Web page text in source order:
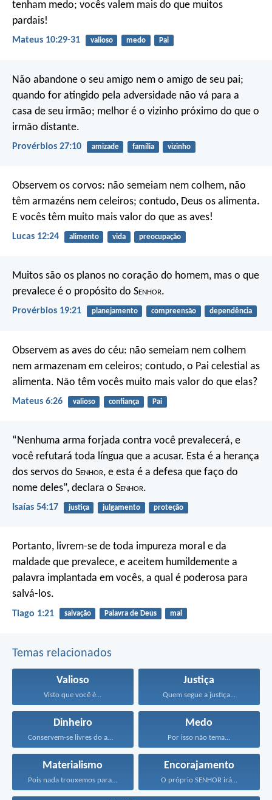
tenham medo; vocês valem mais do que muitos
pardais!
Mateus 10:29-31 valioso medo Pai
Não abandone o seu amigo nem o amigo de seu pai;
quando for atingido pela adversidade não vá para a
casa de seu irmão; melhor é o vizinho próximo do que o
irmão distante.
Provérbios 27:10 amizade família vizinho
Observem os corvos: não semeiam nem colhem, não
têm armazéns nem celeiros; contudo, Deus os alimenta.
E vocês têm muito mais valor do que as aves!
Lucas 12:24 alimento vida preocupação
Muitos são os planos no coração do homem, mas o que
prevalece é o propósito do Senhor.
Provérbios 19:21 planejamento compreensão dependência
Observem as aves do céu: não semeiam nem colhem
nem armazenam em celeiros; contudo, o Pai celestial as
alimenta. Não têm vocês muito mais valor do que elas?
Mateus 6:26 valioso confiança Pai
“Nenhuma arma forjada contra você prevalecerá, e
você refutará toda língua que a acusar. Esta é a herança
dos servos do Senhor, e esta é a defesa que faço do
nome deles”, declara o Senhor.
Isaías 54:17 justiça julgamento proteção
Portanto, livrem-se de toda impureza moral e da
maldade que prevalece, e aceitem humildemente a
palavra implantada em vocês, a qual é poderosa para
salvá-los.
Tiago 1:21 salvação Palavra de Deus mal
Temas relacionados
Valioso
Visto que você é...
Justiça
Quem segue a justiça...
Dinheiro
Conservem-se livres do amor...
Medo
Por isso não tema...
Materialismo
Pois nada trouxemos para...
Encorajamento
O próprio SENHOR irá...